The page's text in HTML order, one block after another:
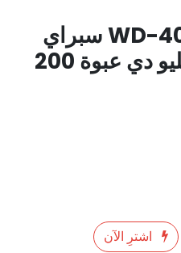
WD-40® Spray 200mL سبراي
بخاخ مزيل الصدا دبليو دي عبوة 200
اشترِ الآن